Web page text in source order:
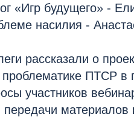
«Игр будущего» -
насилия -
рассказали о
проблематике ПТСР
участников
передачи материалов